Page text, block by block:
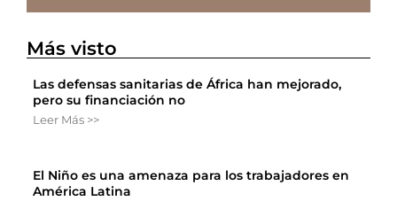
Más visto
Las defensas sanitarias de África han mejorado,
pero su financiación no
Leer Más >>
El Niño es una amenaza para los trabajadores en
América Latina